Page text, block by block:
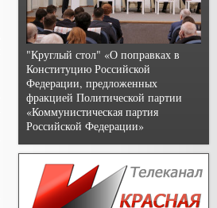
"Круглый стол" «О поправках в
Конституцию Российской
Федерации, предложенных
фракцией Политической партии
«Коммунистическая партия
Российской Федерации»